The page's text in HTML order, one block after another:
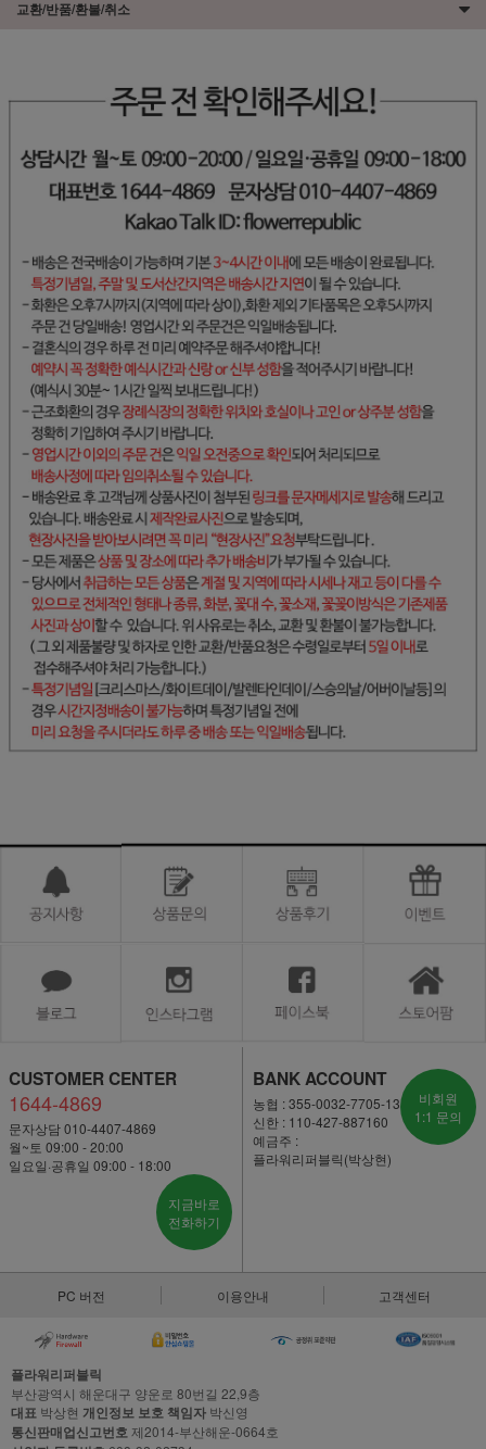
교환/반품/환불/취소
CUSTOMER CENTER
1644-4869
문자상담 010-4407-4869
월~토 09:00 - 20:00
일요일·공휴일 09:00 - 18:00
지금바로
전화하기
BANK ACCOUNT
농협 : 355-0032-7705-13
신한 : 110-427-887160
예금주 :
플라워리퍼블릭(박상현)
비회원
1:1 문의
PC 버전 이용안내 고객센터
플라워리퍼블릭
부산광역시 해운대구 양운로 80번길 22,9층
대표 박상현 개인정보 보호 책임자 박신영
통신판매업신고번호제2014-부산해운-0664호